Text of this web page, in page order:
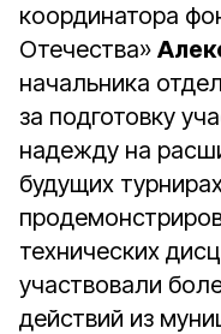
координатора
Отечества»
начальника
за подготовку
надежду на
будущих
технических
участвовали
действий из